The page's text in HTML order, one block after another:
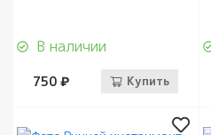
В наличии
750 ₽ Купить